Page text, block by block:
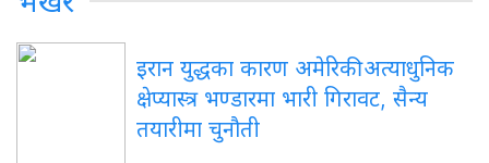
इरान युद्धका कारण अमेरिकी अत्याधुनिक
क्षेप्यास्त्र भण्डारमा भारी गिरावट, सैन्य
तयारीमा चुनौती